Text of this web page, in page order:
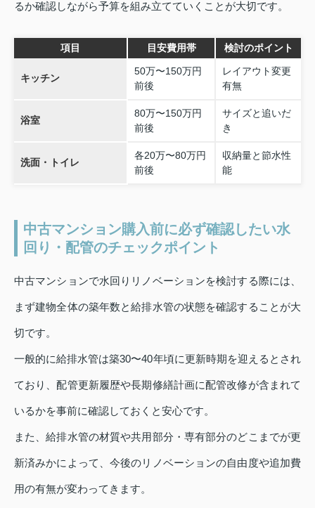
るか確認しながら予算を組み立てていくことが大切です。
項目 目安費用帯 検討のポイント
キッチン
50万〜150万円
前後
レイアウト変更
有無
浴室
80万〜150万円
前後
サイズと追いだ
き
洗面・トイレ
各20万〜80万円
前後
収納量と節水性
能
中古マンション購入前に必ず確認したい水
回り・配管のチェックポイント
中古マンションで水回りリノベーションを検討する際には、
まず建物全体の築年数と給排水管の状態を確認することが大
切です。
一般的に給排水管は築30〜40年頃に更新時期を迎えるとされ
ており、配管更新履歴や長期修繕計画に配管改修が含まれて
いるかを事前に確認しておくと安心です。
また、給排水管の材質や共用部分・専有部分のどこまでが更
新済みかによって、今後のリノベーションの自由度や追加費
用の有無が変わってきます。